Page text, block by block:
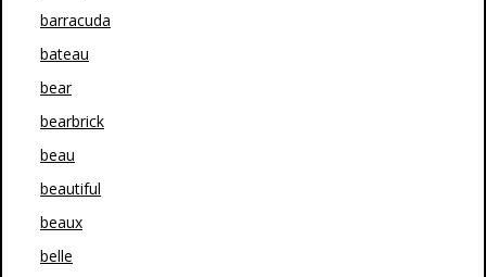
barracuda
bateau
bear
bearbrick
beau
beautiful
beaux
belle